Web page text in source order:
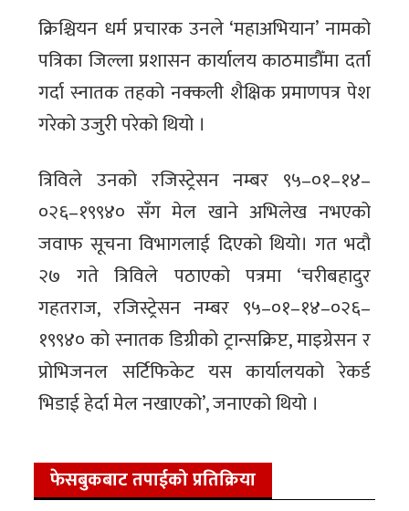
क्रिश्चियन धर्म प्रचारक उनले ‘महाअभियान’ नामको
पत्रिका जिल्ला प्रशासन कार्यालय काठमाडौँमा दर्ता
गर्दा स्नातक तहको नक्कली शैक्षिक प्रमाणपत्र पेश
गरेको उजुरी परेको थियो ।
त्रिविले उनको रजिस्ट्रेसन नम्बर ९५–०१–१४–
०२६–१९९४० सँग मेल खाने अभिलेख नभएको
जवाफ सूचना विभागलाई दिएको थियो। गत भदौ
२७ गते त्रिविले पठाएको पत्रमा ‘चरीबहादुर
गहतराज, रजिस्ट्रेसन नम्बर ९५–०१–१४–०२६–
१९९४० को स्नातक डिग्रीको ट्रान्सक्रिप्ट, माइग्रेसन र
प्रोभिजनल सर्टिफिकेट यस कार्यालयको रेकर्ड
भिडाई हेर्दा मेल नखाएको’, जनाएको थियो ।
फेसबुकबाट तपाईको प्रतिक्रिया